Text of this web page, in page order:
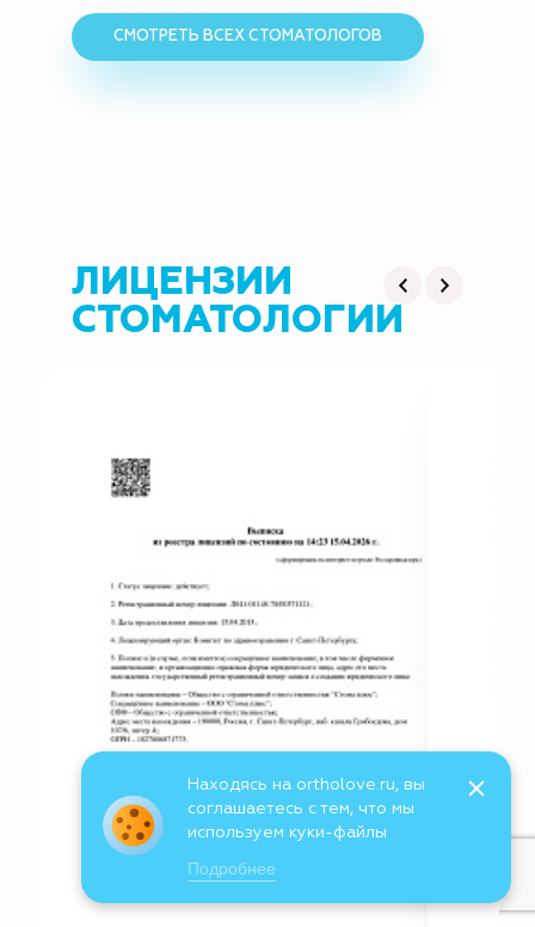
СМОТРЕТЬ ВСЕХ СТОМАТОЛОГОВ
ЛИЦЕНЗИИ
СТОМАТОЛОГИИ
Находясь на ortholove.ru, вы
соглашаетесь с тем, что мы
используем куки-файлы
Подробнее